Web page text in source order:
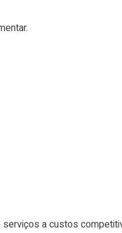
a custos